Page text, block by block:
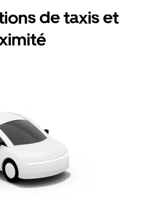
de taxis et